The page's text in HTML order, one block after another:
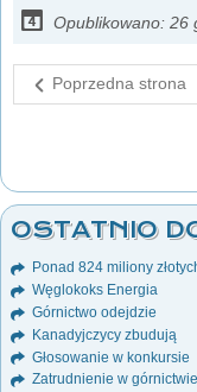
Opublikowano: 26
Poprzedna strona
OSTATNIO
Ponad 824 miliony
Węglokoks Energia
Górnictwo odejdzie
Kanadyjczycy zbudują
Głosowanie w konkursie
Zatrudnienie w